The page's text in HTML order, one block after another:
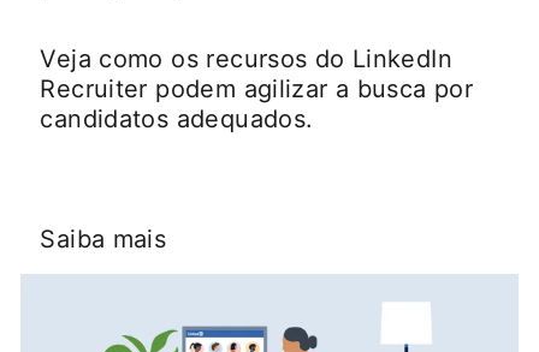
Veja como os recursos do LinkedIn
Recruiter podem agilizar a busca por
candidatos adequados.
Saiba mais